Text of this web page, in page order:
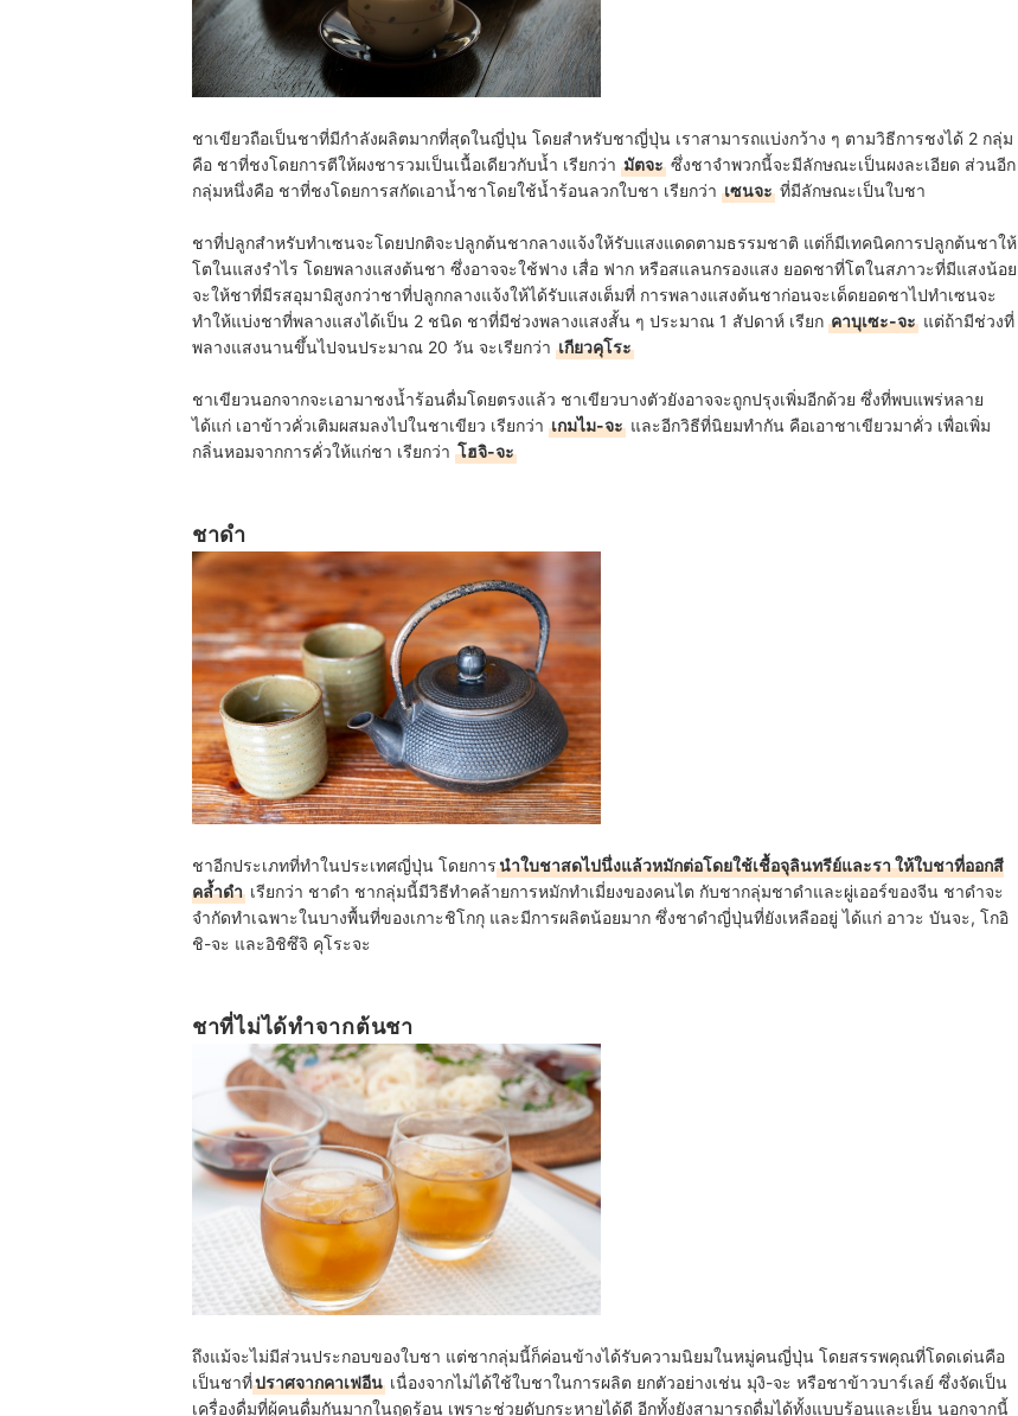
ชาเขียวถือเป็นชาที่มีกำลังผลิตมากที่สุดในญี่ปุ่น โดยสำหรับชาญี่ปุ่น เราสามารถแบ่งกว้าง ๆ ตามวิธีการชงได้ 2 กลุ่ม
คือ ชาที่ชงโดยการตีให้ผงชารวมเป็นเนื้อเดียวกับน้ำ เรียกว่า มัตจะ ซึ่งชาจำพวกนี้จะมีลักษณะเป็นผงละเอียด ส่วนอีก
กลุ่มหนึ่งคือ ชาที่ชงโดยการสกัดเอาน้ำชาโดยใช้น้ำร้อนลวกใบชา เรียกว่า เซนจะ ที่มีลักษณะเป็นใบชา
ชาที่ปลูกสำหรับทำเซนจะโดยปกติจะปลูกต้นชากลางแจ้งให้รับแสงแดดตามธรรมชาติ แต่ก็มีเทคนิคการปลูกต้นชาให้
โตในแสงรำไร โดยพลางแสงต้นชา ซึ่งอาจจะใช้ฟาง เสื่อ ฟาก หรือสแลนกรองแสง ยอดชาที่โตในสภาวะที่มีแสงน้อย
จะให้ชาที่มีรสอุมามิสูงกว่าชาที่ปลูกกลางแจ้งให้ได้รับแสงเต็มที่ การพลางแสงต้นชาก่อนจะเด็ดยอดชาไปทำเซนจะ
ทำให้แบ่งชาที่พลางแสงได้เป็น 2 ชนิด ชาที่มีช่วงพลางแสงสั้น ๆ ประมาณ 1 สัปดาห์ เรียก คาบุเซะ-จะ แต่ถ้ามีช่วงที่
พลางแสงนานขึ้นไปจนประมาณ 20 วัน จะเรียกว่า เกียวคุโระ
ชาเขียวนอกจากจะเอามาชงน้ำร้อนดื่มโดยตรงแล้ว ชาเขียวบางตัวยังอาจจะถูกปรุงเพิ่มอีกด้วย ซึ่งที่พบแพร่หลาย
ได้แก่ เอาข้าวคั่วเติมผสมลงไปในชาเขียว เรียกว่า เกมไม-จะ และอีกวิธีที่นิยมทำกัน คือเอาชาเขียวมาคั่ว เพื่อเพิ่ม
กลิ่นหอมจากการคั่วให้แก่ชา เรียกว่า โฮจิ-จะ
ชาดำ
ชาอีกประเภทที่ทำในประเทศญี่ปุ่น โดยการนำใบชาสดไปนึ่งแล้วหมักต่อโดยใช้เชื้อจุลินทรีย์และรา ให้ใบชาที่ออกสี
คล้ำดำ เรียกว่า ชาดำ ชากลุ่มนี้มีวิธีทำคล้ายการหมักทำเมี่ยงของคนไต กับชากลุ่มชาดำและผู่เออร์ของจีน ชาดำจะ
จำกัดทำเฉพาะในบางพื้นที่ของเกาะชิโกกุ และมีการผลิตน้อยมาก ซึ่งชาดำญี่ปุ่นที่ยังเหลืออยู่ ได้แก่ อาวะ บันจะ, โกอิ
ชิ-จะ และอิชิซึจิ คุโระจะ
ชาที่ไม่ได้ทำจากต้นชา
ถึงแม้จะไม่มีส่วนประกอบของใบชา แต่ชากลุ่มนี้ก็ค่อนข้างได้รับความนิยมในหมู่คนญี่ปุ่น โดยสรรพคุณที่โดดเด่นคือ
เป็นชาที่ปราศจากคาเฟอีน เนื่องจากไม่ได้ใช้ใบชาในการผลิต ยกตัวอย่างเช่น มุงิ-จะ หรือชาข้าวบาร์เลย์ ซึ่งจัดเป็น
เครื่องดื่มที่ผู้คนดื่มกันมากในฤดูร้อน เพราะช่วยดับกระหายได้ดี อีกทั้งยังสามารถดื่มได้ทั้งแบบร้อนและเย็น นอกจากนี้